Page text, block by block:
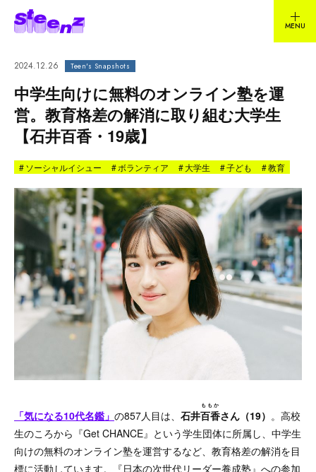
2024.12.26 Teen's Snapshots
中学生向けに無料のオンライン塾を運
営。教育格差の解消に取り組む大学生
【石井百香・19歳】
#ソーシャルイシュー #ボランティア #大学生 #子ども #教育
「気になる10代名鑑」 の857人目は、 石井百香
ももか
さん（19） 。高校
生のころから『Get CHANCE』という学生団体に所属し、中学生
向けの無料のオンライン塾を運営するなど、教育格差の解消を目
標に活動しています。『日本の次世代リーダー養成塾』への参加